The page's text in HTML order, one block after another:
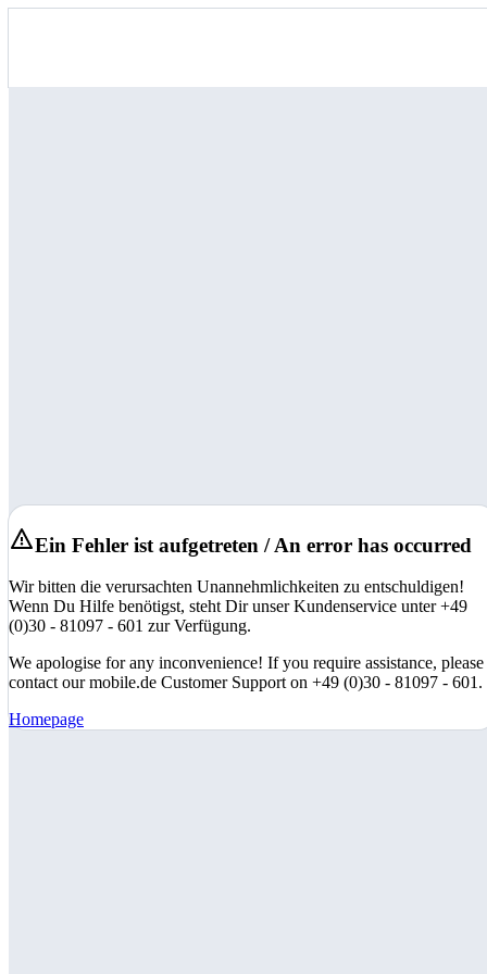
Ein Fehler ist aufgetreten / An error has occurred
Wir bitten die verursachten Unannehmlichkeiten zu entschuldigen!
Wenn Du Hilfe benötigst, steht Dir unser Kundenservice unter +49
(0)30 - 81097 - 601 zur Verfügung.
We apologise for any inconvenience! If you require assistance, please
contact our mobile.de Customer Support on +49 (0)30 - 81097 - 601.
Homepage